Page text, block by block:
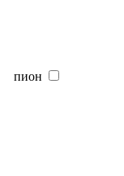
пион